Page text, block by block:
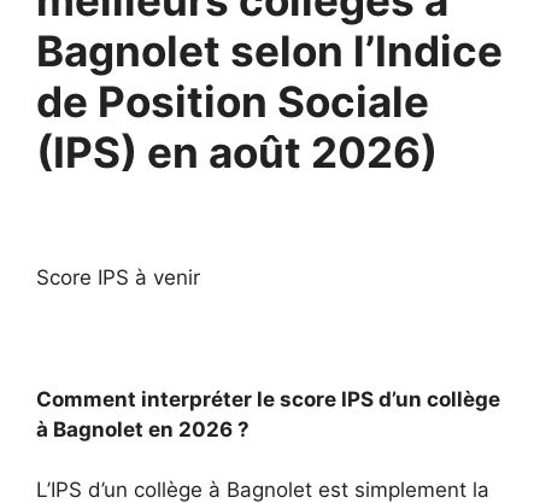
Bagnolet selon l’Indice
de Position Sociale
(IPS) en août 2026)
Score IPS à venir
Comment interpréter le score IPS d’un collège
à Bagnolet en 2026 ?
L’IPS d’un collège à Bagnolet est simplement la